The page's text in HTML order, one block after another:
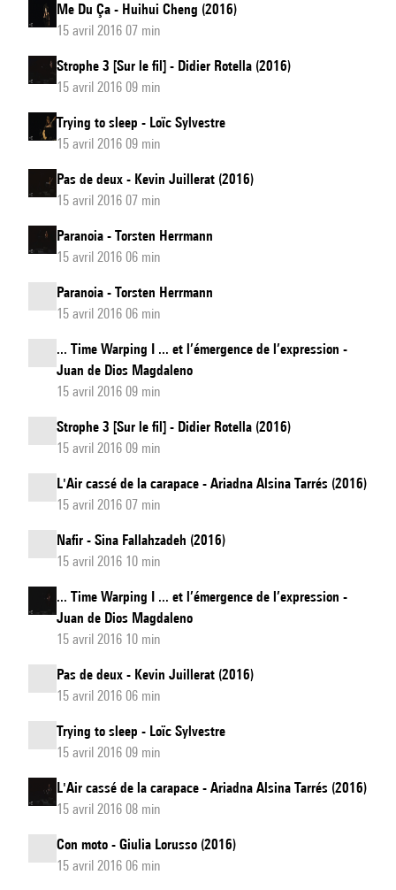
Me Du Ça - Huihui Cheng (2016)
15 avril 2016 07 min
Strophe 3 [Sur le fil] - Didier Rotella (2016)
15 avril 2016 09 min
Trying to sleep - Loïc Sylvestre
15 avril 2016 09 min
Pas de deux - Kevin Juillerat (2016)
15 avril 2016 07 min
Paranoia - Torsten Herrmann
15 avril 2016 06 min
Paranoia - Torsten Herrmann
15 avril 2016 06 min
... Time Warping I ... et l’émergence de l’expression -
Juan de Dios Magdaleno
15 avril 2016 09 min
Strophe 3 [Sur le fil] - Didier Rotella (2016)
15 avril 2016 09 min
L'Air cassé de la carapace - Ariadna Alsina Tarrés (2016)
15 avril 2016 07 min
Nafir - Sina Fallahzadeh (2016)
15 avril 2016 10 min
... Time Warping I ... et l’émergence de l’expression -
Juan de Dios Magdaleno
15 avril 2016 10 min
Pas de deux - Kevin Juillerat (2016)
15 avril 2016 06 min
Trying to sleep - Loïc Sylvestre
15 avril 2016 09 min
L'Air cassé de la carapace - Ariadna Alsina Tarrés (2016)
15 avril 2016 08 min
Con moto - Giulia Lorusso (2016)
15 avril 2016 06 min